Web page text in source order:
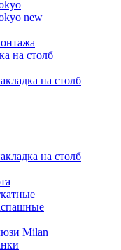
new
на столб
на столб
на столб
Milan